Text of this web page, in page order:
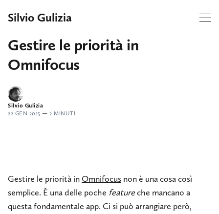
Silvio Gulizia
Gestire le priorità in
Omnifocus
Silvio Gulizia
22 GEN 2015 — 2 MINUTI
Gestire le priorità in Omnifocus non è una cosa così
semplice. È una delle poche featureche mancano a
questa fondamentale app. Ci si può arrangiare però,